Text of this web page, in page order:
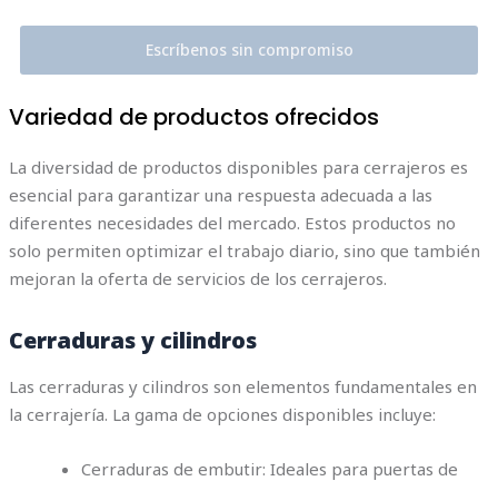
Escríbenos sin compromiso
Variedad de productos ofrecidos
La diversidad de productos disponibles para cerrajeros es
esencial para garantizar una respuesta adecuada a las
diferentes necesidades del mercado. Estos productos no
solo permiten optimizar el trabajo diario, sino que también
mejoran la oferta de servicios de los cerrajeros.
Cerraduras y cilindros
Las cerraduras y cilindros son elementos fundamentales en
la cerrajería. La gama de opciones disponibles incluye:
Cerraduras de embutir: Ideales para puertas de